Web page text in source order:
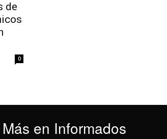
de
0
Más en Informados